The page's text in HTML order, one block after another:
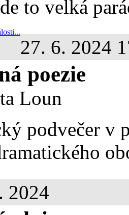
to velká
27. 6. 2024
poezie
Loun
podvečer v
2024